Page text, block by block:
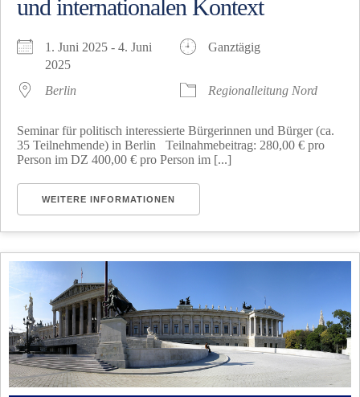
und internationalen Kontext
1. Juni 2025 - 4. Juni
2025
Ganztägig
Berlin Regionalleitung Nord
Seminar für politisch interessierte Bürgerinnen und Bürger (ca.
35 Teilnehmende) in Berlin Teilnahmebeitrag: 280,00 € pro
Person im DZ 400,00 € pro Person im [...]
WEITERE INFORMATIONEN